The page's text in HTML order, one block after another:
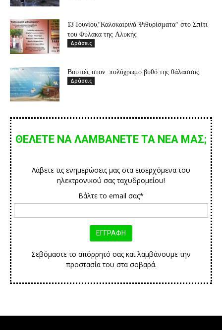
13 Ιουνίου,”Καλοκαιρινά Ψιθυρίσματα” στο Σπίτι
του Φύλακα της Αλυκής
Δράσεις
Βουτιές στον πολύχρωμο βυθό της θάλασσας
Δράσεις
ΘΕΛΕΤΕ ΝΑ ΛΑΜΒΑΝΕΤΕ ΤΑ ΝΕΑ ΜΑΣ;
Λάβετε τις ενημερώσεις μας στα εισερχόμενα του
ηλεκτρονικού σας ταχυδρομείου!
Βάλτε το email σας*
Σεβόμαστε το απόρρητό σας και λαμβάνουμε την
προστασία του στα σοβαρά.